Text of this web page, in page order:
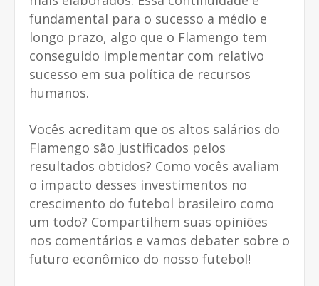
fundamental para o sucesso a médio e
longo prazo, algo que o Flamengo tem
conseguido implementar com relativo
sucesso em sua política de recursos
humanos.
Vocês acreditam que os altos salários do
Flamengo são justificados pelos
resultados obtidos? Como vocês avaliam
o impacto desses investimentos no
crescimento do futebol brasileiro como
um todo? Compartilhem suas opiniões
nos comentários e vamos debater sobre o
futuro econômico do nosso futebol!